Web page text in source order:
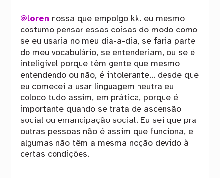
@loren nossa que empolgo kk. eu mesmo
costumo pensar essas coisas do modo como
se eu usaria no meu dia-a-dia, se faria parte
do meu vocabulário, se entenderiam, ou se é
inteligível porque têm gente que mesmo
entendendo ou não, é intolerante… desde que
eu comecei a usar linguagem neutra eu
coloco tudo assim, em prática, porque é
importante quando se trata de ascensão
social ou emancipação social. Eu sei que pra
outras pessoas não é assim que funciona, e
algumas não têm a mesma noção devido à
certas condições.